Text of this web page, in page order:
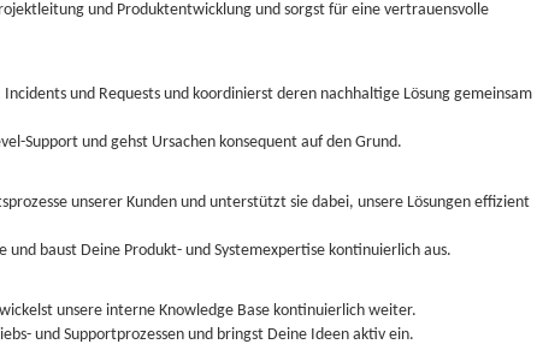
und Produktentwicklung und sorgst für eine vertrauensvolle
und Requests und koordinierst deren nachhaltige Lösung gemeinsam
Support und gehst Ursachen konsequent auf den Grund.
unserer Kunden und unterstützt sie dabei, unsere Lösungen effizient
baust Deine Produkt- und Systemexpertise kontinuierlich aus.
unsere interne Knowledge Base kontinuierlich weiter.
und Supportprozessen und bringst Deine Ideen aktiv ein.